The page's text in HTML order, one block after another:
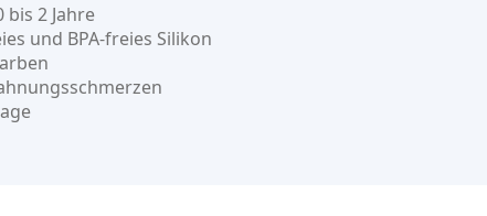
2 Jahre
und BPA-freies Silikon